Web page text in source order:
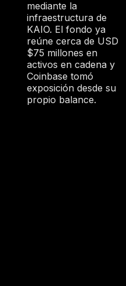
mediante la
infraestructura de
KAIO. El fondo ya
reúne cerca de USD
$75 millones en
activos en cadena y
Coinbase tomó
exposición desde su
propio balance.